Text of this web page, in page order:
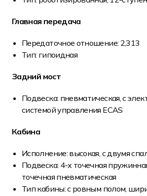
Главная передача
Передаточное отношение: 2,313
Тип: гипоидная
Задний мост
Подвеска: пневматическая, с
системой управления ECAS
Кабина
Исполнение: высокая, с двумя
Подвеска: 4-х точечная
точечная пневматическая
Тип кабины: с ровным полом,